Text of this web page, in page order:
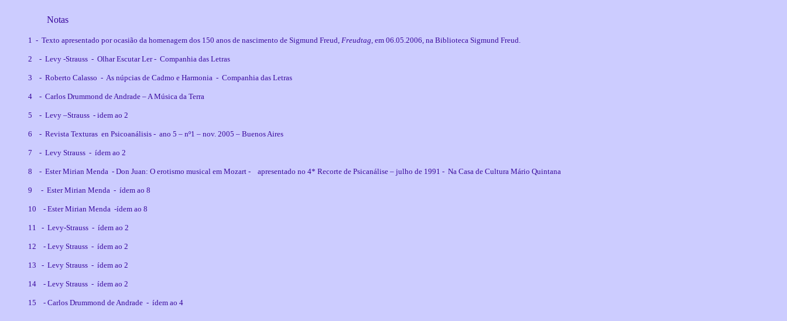
Notas
1 - Texto apresentado por ocasião da homenagem dos 150 anos de nascimento de Sigmund Freud, Freudtag, em 06.05.2006, na Biblioteca Sigmund Freud.
2 - Levy -Strauss - Olhar Escutar Ler - Companhia das Letras
3 - Roberto Calasso - As núpcias de Cadmo e Harmonia - Companhia das Letras
4 - Carlos Drummond de Andrade – A Música da Terra
5 - Levy –Strauss - idem ao 2
6 - Revista Texturas en Psicoanálisis - ano 5 – nº1 – nov. 2005 – Buenos Aires
7 - Levy Strauss - ídem ao 2
8 - Ester Mirian Menda - Don Juan: O erotismo musical em Mozart - apresentado no 4* Recorte de Psicanálise – julho de 1991 - Na Casa de Cultura Mário Quintana
9 - Ester Mirian Menda - ídem ao 8
10 - Ester Mirian Menda -ídem ao 8
11 - Levy-Strauss - ídem ao 2
12 - Levy Strauss - ídem ao 2
13 - Levy Strauss - ídem ao 2
14 - Levy Strauss - ídem ao 2
15 - Carlos Drummond de Andrade - ídem ao 4